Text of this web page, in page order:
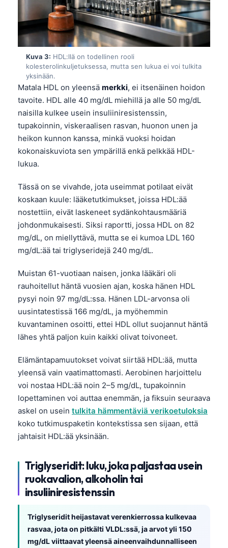
Kuva 3: HDL:llä on todellinen rooli
kolesterolinkuljetuksessa, mutta sen lukua ei voi tulkita
yksinään.
Matala HDL on yleensä merkki, ei itsenäinen hoidon
tavoite. HDL alle 40 mg/dL miehillä ja alle 50 mg/dL
naisilla kulkee usein insuliiniresistenssin,
tupakoinnin, viskeraalisen rasvan, huonon unen ja
heikon kunnon kanssa, minkä vuoksi hoidan
kokonaiskuviota sen ympärillä enkä pelkkää HDL-
lukua.
Tässä on se vivahde, jota useimmat potilaat eivät
koskaan kuule: lääketutkimukset, joissa HDL:ää
nostettiin, eivät laskeneet sydänkohtausmääriä
johdonmukaisesti. Siksi raportti, jossa HDL on 82
mg/dL, on miellyttävä, mutta se ei kumoa LDL 160
mg/dL:ää tai triglyseridejä 240 mg/dL.
Muistan 61-vuotiaan naisen, jonka lääkäri oli
rauhoitellut häntä vuosien ajan, koska hänen HDL
pysyi noin 97 mg/dL:ssa. Hänen LDL-arvonsa oli
uusintatestissä 166 mg/dL, ja myöhemmin
kuvantaminen osoitti, ettei HDL ollut suojannut häntä
lähes yhtä paljon kuin kaikki olivat toivoneet.
Elämäntapamuutokset voivat siirtää HDL:ää, mutta
yleensä vain vaatimattomasti. Aerobinen harjoittelu
voi nostaa HDL:ää noin 2–5 mg/dL, tupakoinnin
lopettaminen voi auttaa enemmän, ja fiksuin seuraava
askel on usein tulkita hämmentäviä verikoetuloksia
koko tutkimuspaketin kontekstissa sen sijaan, että
jahtaisit HDL:ää yksinään.
Triglyseridit: luku, joka paljastaa usein
ruokavalion, alkoholin tai
insuliiniresistenssin
Triglyseridit heijastavat verenkierrossa kulkevaa
rasvaa, jota on pitkälti VLDL:ssä, ja arvot yli 150
mg/dL viittaavat yleensä aineenvaihdunnalliseen